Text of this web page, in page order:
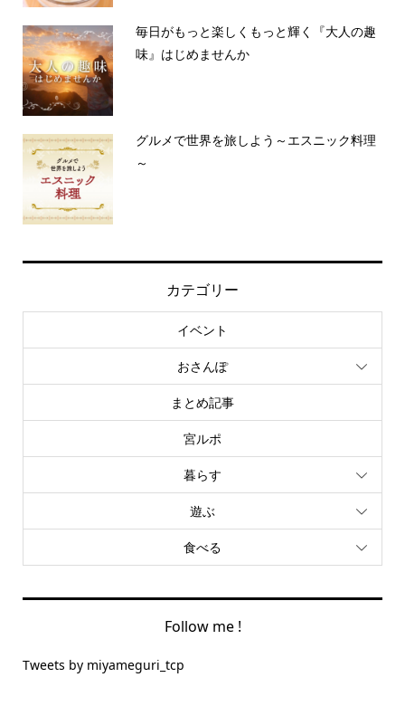
毎日がもっと楽しくもっと輝く『大人の趣
味』はじめませんか
グルメで世界を旅しよう～エスニック料理
～
カテゴリー
イベント
おさんぽ
まとめ記事
宮ルポ
暮らす
遊ぶ
食べる
Follow me !
Tweets by miyameguri_tcp